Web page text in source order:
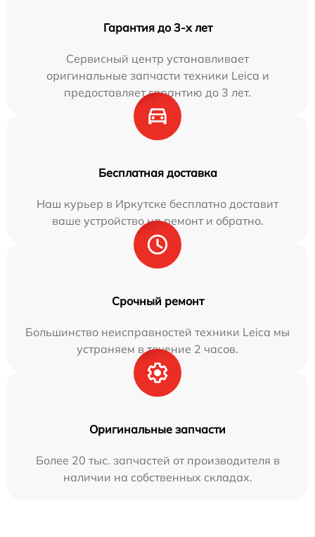
Гарантия до 3-х лет
Сервисный центр устанавливает
оригинальные запчасти техники Leica и
предоставляет гарантию до 3 лет.
Бесплатная доставка
Наш курьер в Иркутске бесплатно доставит
ваше устройство на ремонт и обратно.
Срочный ремонт
Большинство неисправностей техники Leica мы
устраняем в течение 2 часов.
Оригинальные запчасти
Более 20 тыс. запчастей от производителя в
наличии на собственных складах.